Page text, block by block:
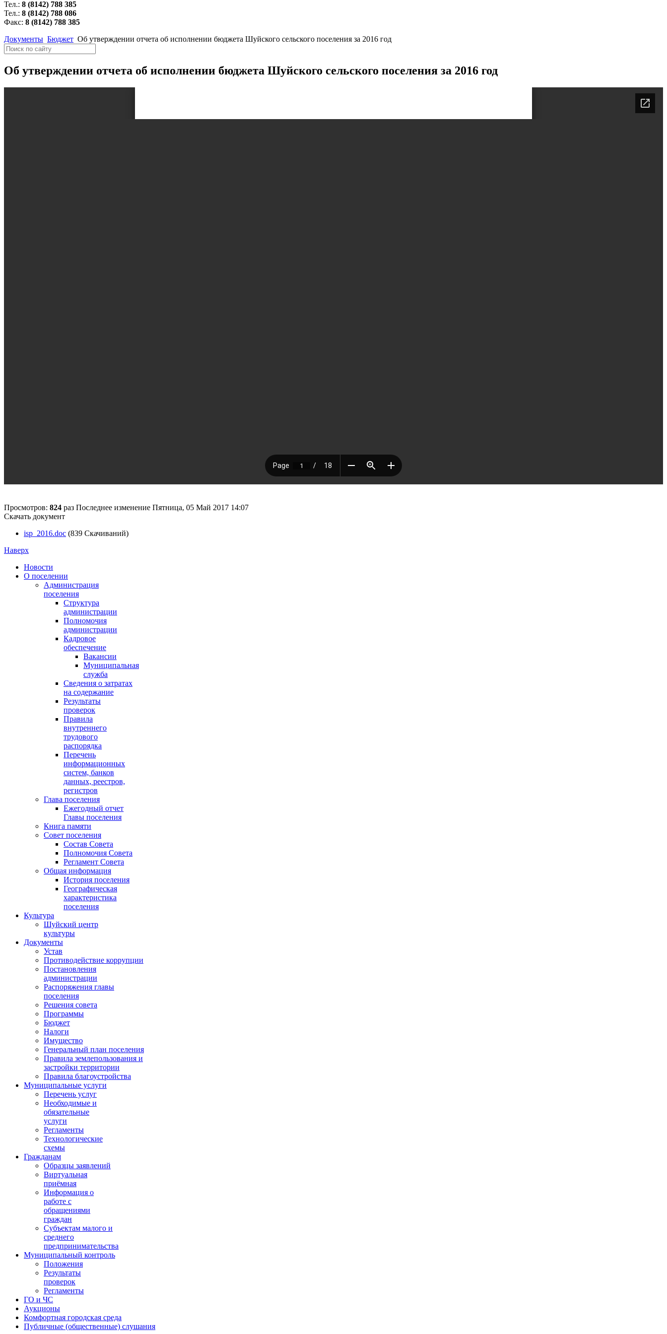
Тел.: 8 (8142) 788 385
Тел.: 8 (8142) 788 086
Факс: 8 (8142) 788 385
Документы Бюджет Об утверждении отчета об исполнении бюджета Шуйского сельского поселения за 2016 год
Об утверждении отчета об исполнении бюджета Шуйского сельского поселения за 2016 год
Просмотров: 824 раз Последнее изменение Пятница, 05 Май 2017 14:07
Скачать документ
isp_2016.doc (839 Скачиваний)
Наверх
Новости
О поселении
Администрация
поселения
Структура
администрации
Полномочия
администрации
Кадровое
обеспечение
Вакансии
Муниципальная
служба
Сведения о затратах
на содержание
Результаты
проверок
Правила
внутреннего
трудового
распорядка
Перечень
информационных
систем, банков
данных, реестров,
регистров
Глава поселения
Ежегодный отчет
Главы поселения
Книга памяти
Совет поселения
Состав Совета
Полномочия Совета
Регламент Совета
Общая информация
История поселения
Географическая
характеристика
поселения
Культура
Шуйский центр
культуры
Документы
Устав
Противодействие коррупции
Постановления
администрации
Распоряжения главы
поселения
Решения совета
Программы
Бюджет
Налоги
Имущество
Генеральный план поселения
Правила землепользования и
застройки территории
Правила благоустройства
Муниципальные услуги
Перечень услуг
Необходимые и
обязательные
услуги
Регламенты
Технологические
схемы
Гражданам
Образцы заявлений
Виртуальная
приёмная
Информация о
работе с
обращениями
граждан
Субъектам малого и
среднего
предпринимательства
Муниципальный контроль
Положения
Результаты
проверок
Регламенты
ГО и ЧС
Аукционы
Комфортная городская среда
Публичные (общественные) слушания